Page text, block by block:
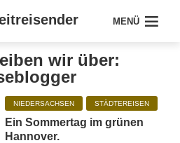
MENÜ
wir über:
NIEDERSACHSEN STÄDTEREISEN
Ein Sommertag im grünen
Hannover.